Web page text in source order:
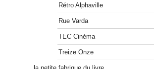
Rétro Alphaville
Rue Varda
TEC Cinéma
Treize Onze